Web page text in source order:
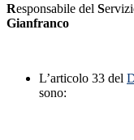
Responsabile del S
Gianfranco
L’articolo 33 del
sono: